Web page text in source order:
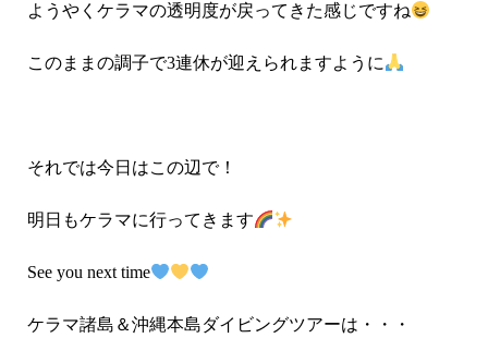
ようやくケラマの透明度が戻ってきた感じですね
このままの調子で3連休が迎えられますように
それでは今日はこの辺で！
明日もケラマに行ってきます
See you next time
ケラマ諸島＆沖縄本島ダイビングツアーは・・・